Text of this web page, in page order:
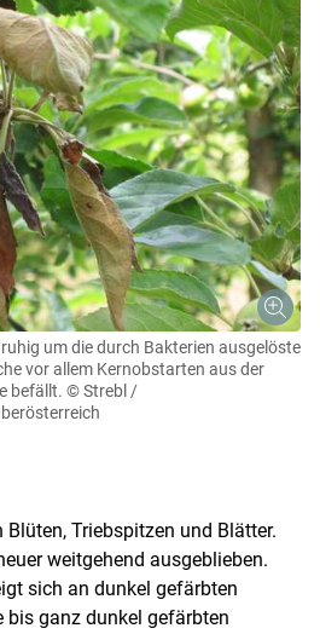
main content
um die durch Bakterien ausgelöste
vor allem Kernobstarten aus der
befällt. © Strebl /
Triebspitzen und Blätter.
weitgehend ausgeblieben.
sich an dunkel gefärbten
bis ganz dunkel gefärbten